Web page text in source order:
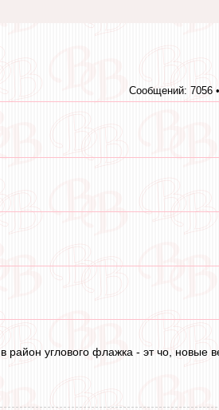
Сообщений: 7056 •
район углового флажка - эт чо, новые